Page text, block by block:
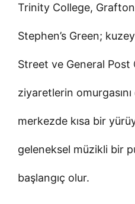
Trinity College,
Stephen’s Green;
Street ve General
ziyaretlerin
merkezde kısa bir
geleneksel müzikli bir
başlangıç olur.